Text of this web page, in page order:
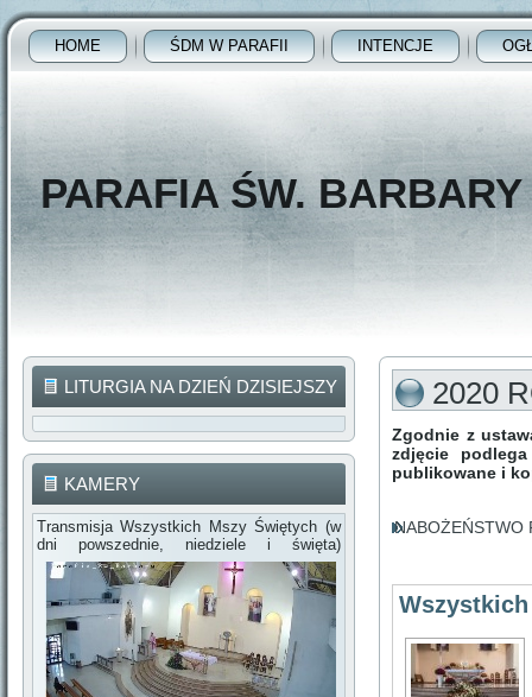
HOME ŚDM W PARAFII INTENCJE
PARAFIA ŚW.
LITURGIA NA DZIEŃ DZISIEJSZY
KAMERY
Transmisja Wszystkich Mszy Świętych (w
dni powszednie, niedziele i święta)
2020
Zgodnie z
zdjęcie
publikowane i
NABOŻEŃSTWO